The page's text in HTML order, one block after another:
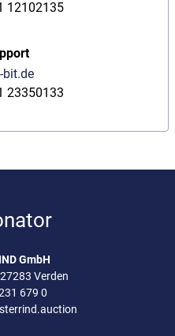
12102135
bit.de
23350133
GmbH
Verden
679 0